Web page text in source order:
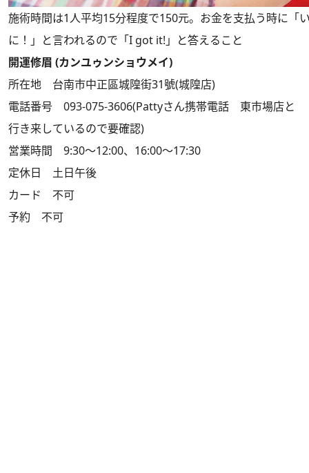
施術時間は1人平均15分程度で150元。お金を支払う時に「
に！」と言われるので「I got it!」と答えること
開運修眉 (カンユゥンショウメイ)
所在地 台南市中正區城隍街31號(城隍店)
電話番号 093-075-3606(Pattyさん携帯電話 東市場店と
行き来しているので要確認)
営業時間 9:30～12:00、16:00～17:30
定休日 土日午後
カード 不可
予約 不可